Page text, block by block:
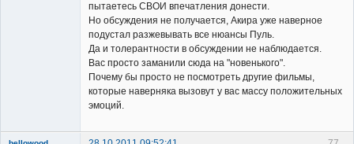
пытаетесь СВОИ впечатления донести.
Но обсуждения не получается, Акира уже наверное
подустал разжевывать все нюансы Пуль.
Да и толерантности в обсуждении не наблюдается.
Вас просто заманили сюда на "новенького".
Почему бы просто не посмотреть другие фильмы,
которые наверняка вызовут у вас массу положительных
эмоций.